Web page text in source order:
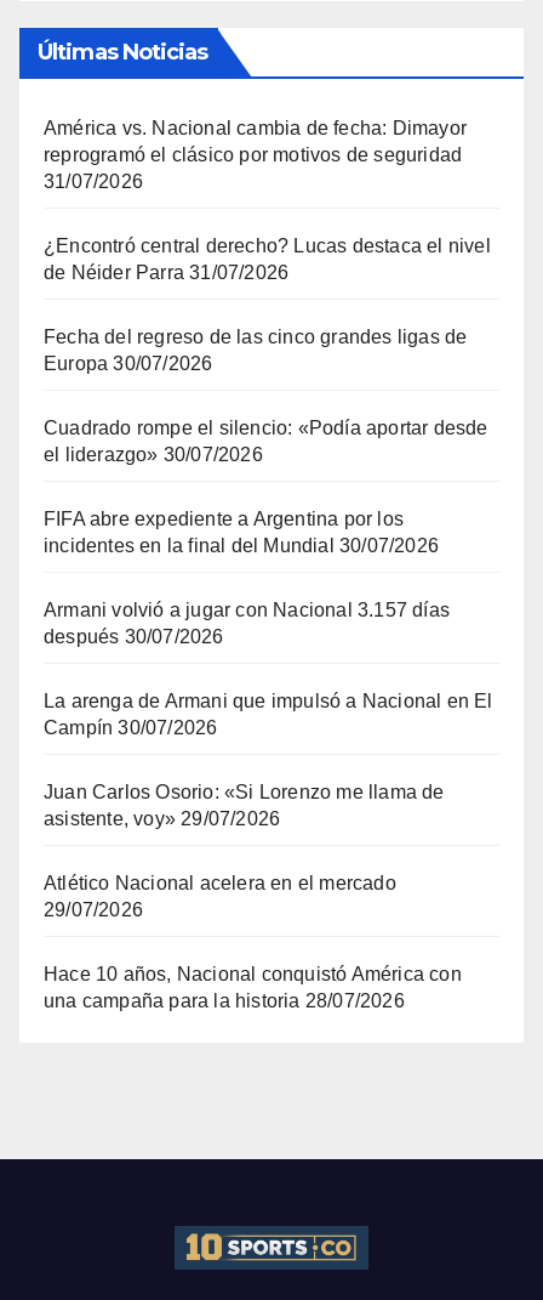
Últimas Noticias
América vs. Nacional cambia de fecha: Dimayor
reprogramó el clásico por motivos de seguridad
31/07/2026
¿Encontró central derecho? Lucas destaca el nivel
de Néider Parra 31/07/2026
Fecha del regreso de las cinco grandes ligas de
Europa 30/07/2026
Cuadrado rompe el silencio: «Podía aportar desde
el liderazgo» 30/07/2026
FIFA abre expediente a Argentina por los
incidentes en la final del Mundial 30/07/2026
Armani volvió a jugar con Nacional 3.157 días
después 30/07/2026
La arenga de Armani que impulsó a Nacional en El
Campín 30/07/2026
Juan Carlos Osorio: «Si Lorenzo me llama de
asistente, voy» 29/07/2026
Atlético Nacional acelera en el mercado
29/07/2026
Hace 10 años, Nacional conquistó América con
una campaña para la historia 28/07/2026